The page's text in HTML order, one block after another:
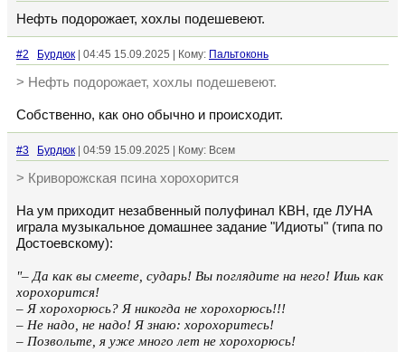
Нефть подорожает, хохлы подешевеют.
#2 Бурдюк | 04:45 15.09.2025 | Кому: Пальтоконь
> Нефть подорожает, хохлы подешевеют.
Собственно, как оно обычно и происходит.
#3 Бурдюк | 04:59 15.09.2025 | Кому: Всем
> Криворожская псина хорохорится
На ум приходит незабвенный полуфинал КВН, где ЛУНА
играла музыкальное домашнее задание "Идиоты" (типа по
Достоевскому):
"– Да как вы смеете, сударь! Вы поглядите на него! Ишь как
хорохорится!
– Я хорохорюсь? Я никогда не хорохорюсь!!!
– Не надо, не надо! Я знаю: хорохоритесь!
– Позвольте, я уже много лет не хорохорюсь!